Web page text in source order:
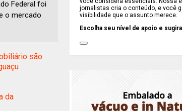
Federal foi
o mercado
são
da
jornalistas cria o conteúdo, e você
visibilidade que o assunto merece.
Escolha seu nível de apoio e